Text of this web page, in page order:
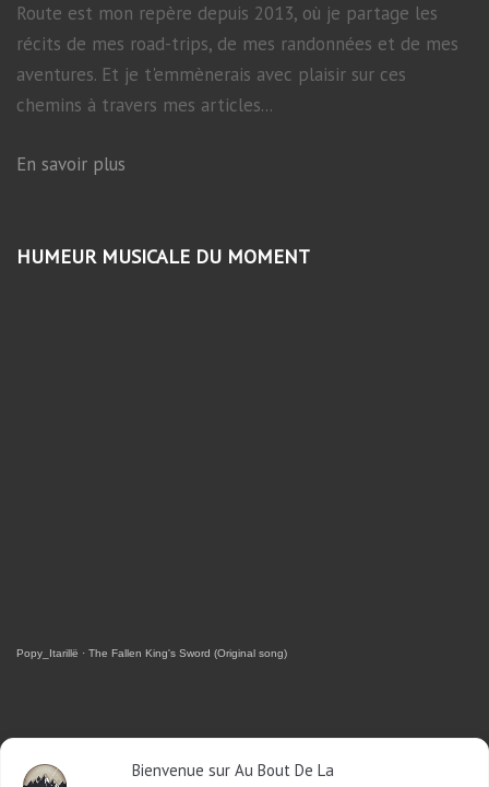
Bienvenue sur Au Bout De La
Route est mon repère depuis 2013, où je partage les
récits de mes road-trips, de mes randonnées et de mes
aventures. Et je t'emmènerais avec plaisir sur ces
chemins à travers mes articles...
En savoir plus
HUMEUR MUSICALE DU MOMENT
Popy_Itarillë · The Fallen King's Sword (Original song)
RETROUVEZ-MOI SUR FACEBOOK